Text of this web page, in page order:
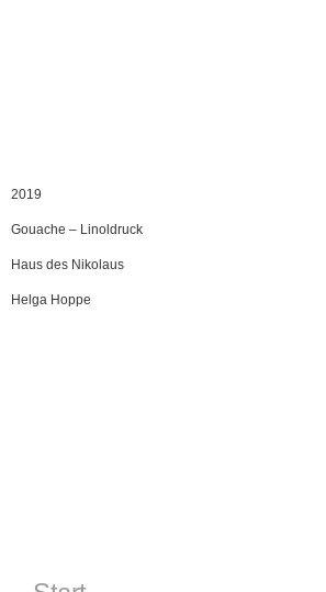
2019
Gouache – Linoldruck
Haus des Nikolaus
Helga Hoppe